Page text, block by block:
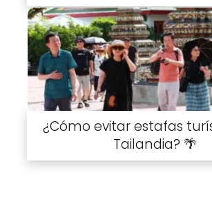
¿Cómo evitar estafas
Tailandia? 🌴